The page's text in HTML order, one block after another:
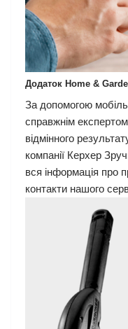
Додаток Home &
За допомогою
справжнім
відмінного
компанії Керхер
вся інформація про
контакти нашого